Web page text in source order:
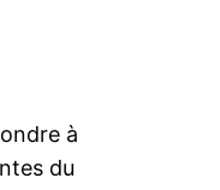
à
du